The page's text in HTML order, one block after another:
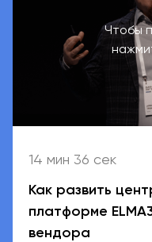
Чтобы
14 мин 36 сек
Как развить
платформе
вендора